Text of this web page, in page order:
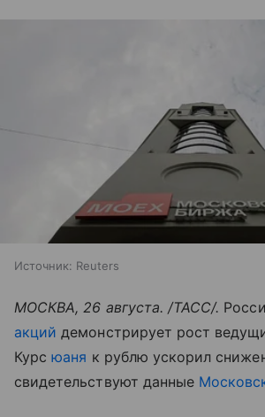
Источник: Reuters
МОСКВА, 26 августа. /ТАСС/.
акций демонстрирует рост
Курсюаня к рублю ускорил
свидетельствуют данные